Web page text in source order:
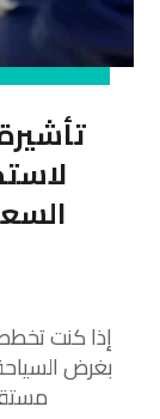
إذا كنت
بغرض